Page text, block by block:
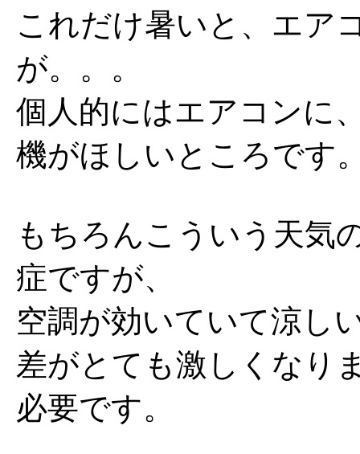
これだけ暑いと、エア
が。。。
個人的にはエアコンに
機がほしいところです
もちろんこういう天気
症ですが、
空調が効いていて涼し
差がとても激しくなり
必要です。